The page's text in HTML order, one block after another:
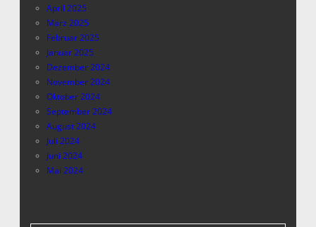
April 2025
März 2025
Februar 2025
Januar 2025
Dezember 2024
November 2024
Oktober 2024
September 2024
August 2024
Juli 2024
Juni 2024
Mai 2024